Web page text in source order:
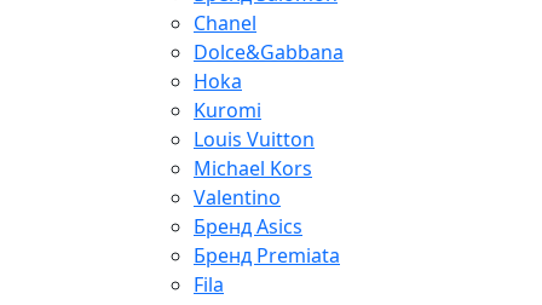
Chanel
Dolce&Gabbana
Hoka
Kuromi
Louis Vuitton
Michael Kors
Valentino
Бренд Asics
Бренд Premiata
Fila